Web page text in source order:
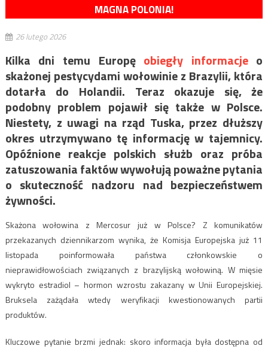
MAGNA POLONIA!
26 lutego 2026
Kilka dni temu Europę obiegły informacjeo
skażonej pestycydami wołowinie z Brazylii, która
dotarła do Holandii. Teraz okazuje się, że
podobny problem pojawił się także w Polsce.
Niestety, z uwagi na rząd Tuska, przez dłuższy
okres utrzymywano tę informację w tajemnicy.
Opóźnione reakcje polskich służb oraz próba
zatuszowania faktów wywołują poważne pytania
o skuteczność nadzoru nad bezpieczeństwem
żywności.
Skażona wołowina z Mercosur już w Polsce? Z komunikatów
przekazanych dziennikarzom wynika, że Komisja Europejska już 11
listopada poinformowała państwa członkowskie o
nieprawidłowościach związanych z brazylijską wołowiną. W mięsie
wykryto estradiol – hormon wzrostu zakazany w Unii Europejskiej.
Bruksela zażądała wtedy weryfikacji kwestionowanych partii
produktów.
Kluczowe pytanie brzmi jednak: skoro informacja była dostępna od